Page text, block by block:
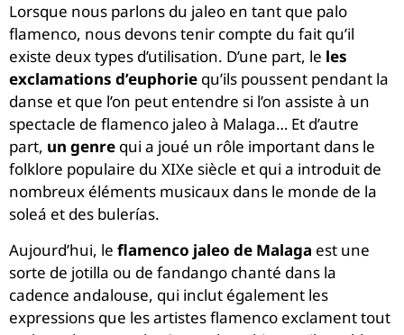
Lorsque nous parlons du jaleo en tant que palo
flamenco, nous devons tenir compte du fait qu’il
existe deux types d’utilisation. D’une part, le les
exclamations d’euphorie qu’ils poussent pendant la
danse et que l’on peut entendre si l’on assiste à un
spectacle de flamenco jaleo à Malaga… Et d’autre
part, un genre qui a joué un rôle important dans le
folklore populaire du XIXe siècle et qui a introduit de
nombreux éléments musicaux dans le monde de la
soleá et des bulerías.
Aujourd’hui, le flamenco jaleo de Malaga est une
sorte de jotilla ou de fandango chanté dans la
cadence andalouse, qui inclut également les
expressions que les artistes flamenco exclament tout